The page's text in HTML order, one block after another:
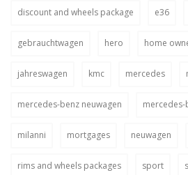
discount and wheels package e36
gebrauchtwagen hero home
jahreswagen kmc mercedes
mercedes-benz neuwagen mercedes-
milanni mortgages neuwagen
rims and wheels packages sport